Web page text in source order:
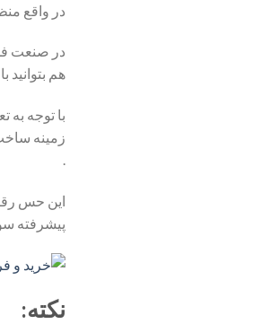
در واقع
در صنعت
هم بتوانید
با توجه به
زمینه
.
این حس
پیشرفته
نکته: